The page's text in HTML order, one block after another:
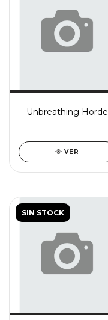
Unbreathing Horde
VER
SIN STOCK